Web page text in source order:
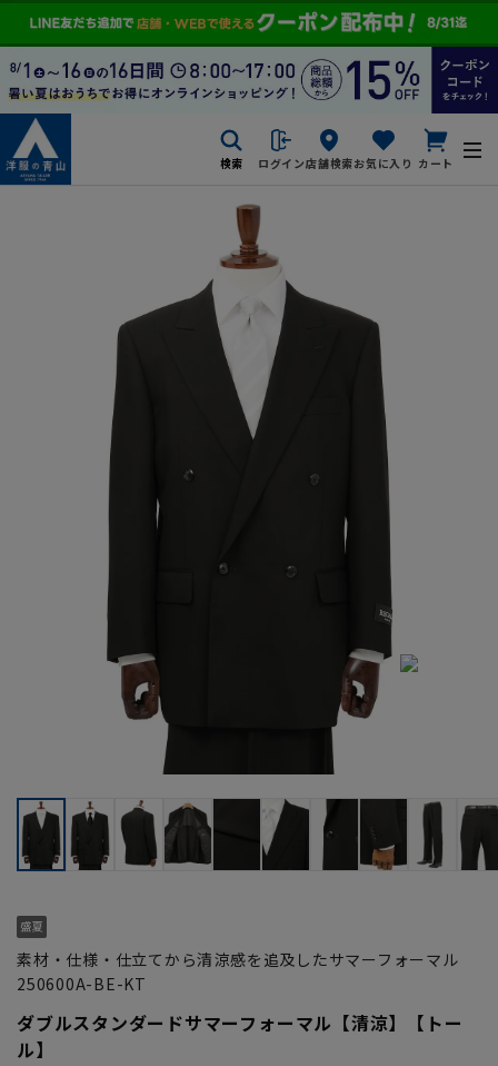
検索 ログイン店舗検索お気に入り カート
素材・仕様・仕立てから清涼感を追及したサマーフォーマル
250600A-BE-KT
ダブルスタンダードサマーフォーマル【清涼】【トー
ル】